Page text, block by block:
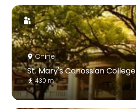
Chine
St. Mary's Canossian College
430 m